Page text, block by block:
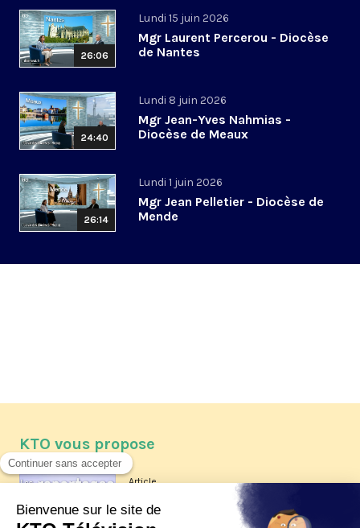
26:06
Lundi 15 juin 2026
Mgr Laurent Percerou - Diocèse
de Nantes
24:40
Lundi 8 juin 2026
Mgr Jean-Yves Nahmias -
Diocèse de Meaux
26:14
Lundi 1 juin 2026
Mgr Jean Pelletier - Diocèse de
Mende
KTO vous propose
Article
Les reportages d'été 2026 de KTO